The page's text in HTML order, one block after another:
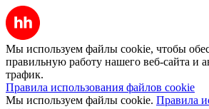
Мы используем файлы cookie, чтобы
правильную работу нашего веб-сайта и
трафик.
Правила использования файлов cookie
Мы используем файлы cookie. Правила